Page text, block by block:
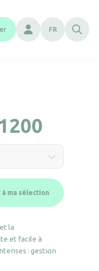
FR
ma sélection
la
et facile à
: gestion